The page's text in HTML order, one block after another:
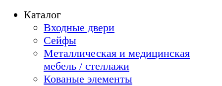
Каталог
Входные двери
Сейфы
Металлическая и медицинская
мебель / стеллажи
Кованые элементы